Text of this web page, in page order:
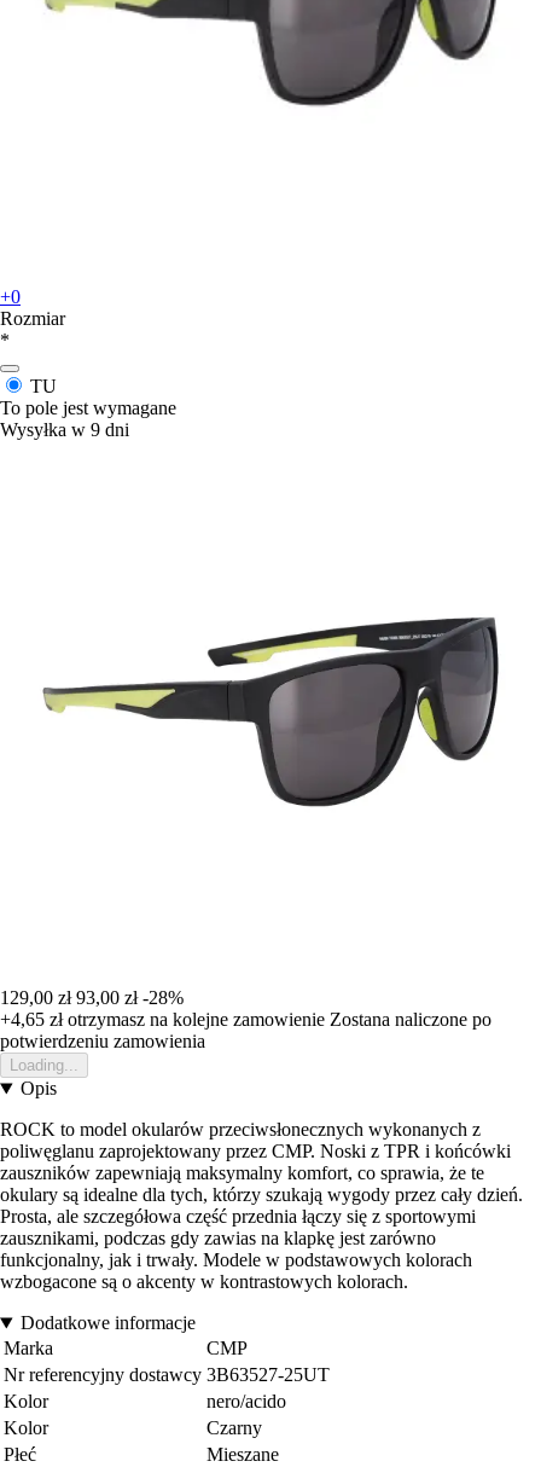
+0
Rozmiar
*
TU
To pole jest wymagane
Wysyłka w 9 dni
129,00 zł 93,00 zł -28%
+4,65 złotrzymasz na kolejne zamowienie Zostana naliczone po
potwierdzeniu zamowienia
Loading...
Opis
ROCK to model okularów przeciwsłonecznych wykonanych z
poliwęglanu zaprojektowany przez CMP. Noski z TPR i końcówki
zauszników zapewniają maksymalny komfort, co sprawia, że te
okulary są idealne dla tych, którzy szukają wygody przez cały dzień.
Prosta, ale szczegółowa część przednia łączy się z sportowymi
zausznikami, podczas gdy zawias na klapkę jest zarówno
funkcjonalny, jak i trwały. Modele w podstawowych kolorach
wzbogacone są o akcenty w kontrastowych kolorach.
Dodatkowe informacje
Marka
CMP
Nr referencyjny dostawcy 3B63527-25UT
Kolor
nero/acido
Kolor
Czarny
Płeć
Mieszane